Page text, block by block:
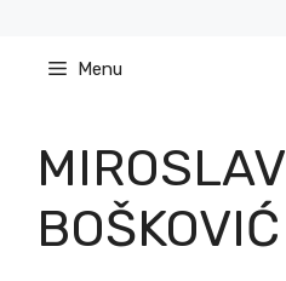
content Menu
MIROSLAV
BOŠKOVIĆ